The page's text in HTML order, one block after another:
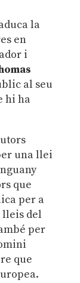
la
en
i
al seu
hi ha
una llei
que
per a
lleis del
per
que